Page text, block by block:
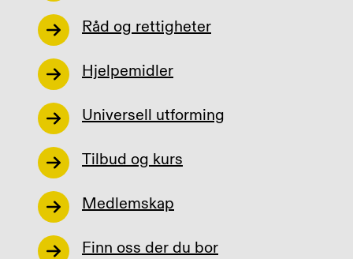
Råd og rettigheter
Hjelpemidler
Universell utforming
Tilbud og kurs
Medlemskap
Finn oss der du bor